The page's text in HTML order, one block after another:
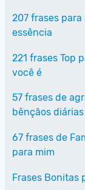
207 frases
essência
221 frases Top
você é
57 frases de
bênçãos diárias
67 frases de
para mim
Frases Bonitas